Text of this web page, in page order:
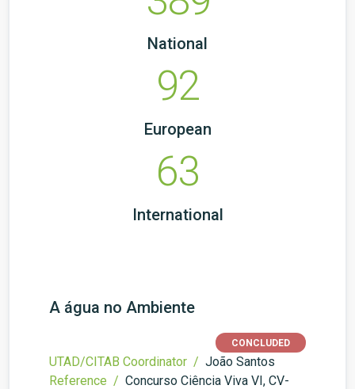
National
92
European
63
International
A água no Ambiente
CONCLUDED
UTAD/CITAB Coordinator / João Santos
Reference / Concurso Ciência Viva VI, CV-